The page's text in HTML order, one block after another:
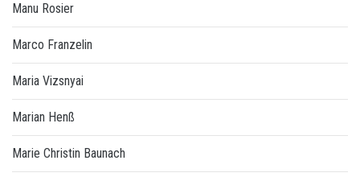
Manu Rosier
Marco Franzelin
Maria Vizsnyai
Marian Henß
Marie Christin Baunach